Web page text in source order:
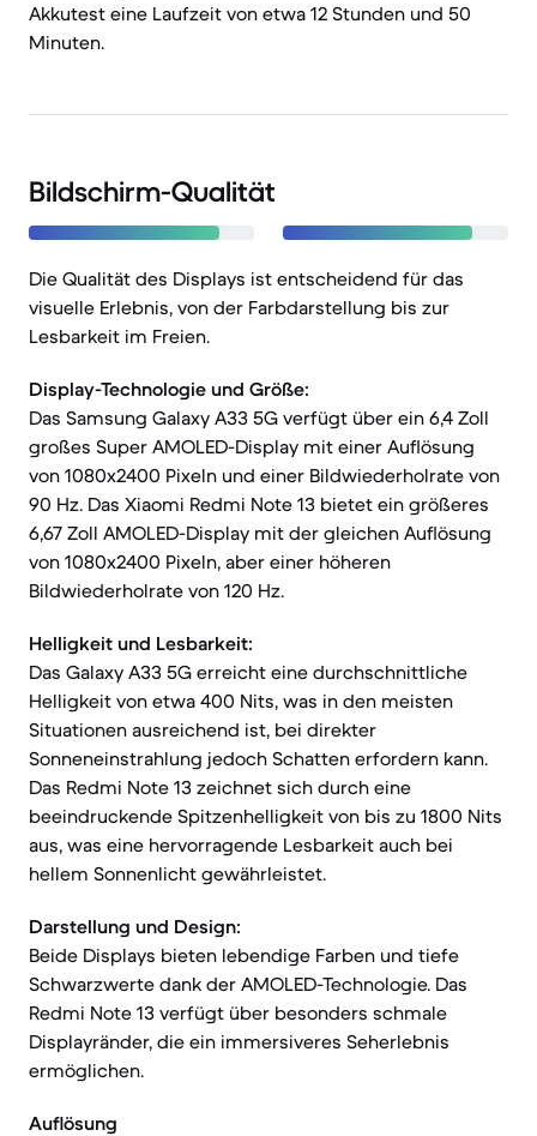
Akkutest eine Laufzeit von etwa 12 Stunden und 50
Minuten.
Bildschirm-Qualität
Die Qualität des Displays ist entscheidend für das
visuelle Erlebnis, von der Farbdarstellung bis zur
Lesbarkeit im Freien.
Display-Technologie und Größe:
Das Samsung Galaxy A33 5G verfügt über ein 6,4 Zoll
großes Super AMOLED-Display mit einer Auflösung
von 1080x2400 Pixeln und einer Bildwiederholrate von
90 Hz. Das Xiaomi Redmi Note 13 bietet ein größeres
6,67 Zoll AMOLED-Display mit der gleichen Auflösung
von 1080x2400 Pixeln, aber einer höheren
Bildwiederholrate von 120 Hz.
Helligkeit und Lesbarkeit:
Das Galaxy A33 5G erreicht eine durchschnittliche
Helligkeit von etwa 400 Nits, was in den meisten
Situationen ausreichend ist, bei direkter
Sonneneinstrahlung jedoch Schatten erfordern kann.
Das Redmi Note 13 zeichnet sich durch eine
beeindruckende Spitzenhelligkeit von bis zu 1800 Nits
aus, was eine hervorragende Lesbarkeit auch bei
hellem Sonnenlicht gewährleistet.
Darstellung und Design:
Beide Displays bieten lebendige Farben und tiefe
Schwarzwerte dank der AMOLED-Technologie. Das
Redmi Note 13 verfügt über besonders schmale
Displayränder, die ein immersiveres Seherlebnis
ermöglichen.
Auflösung